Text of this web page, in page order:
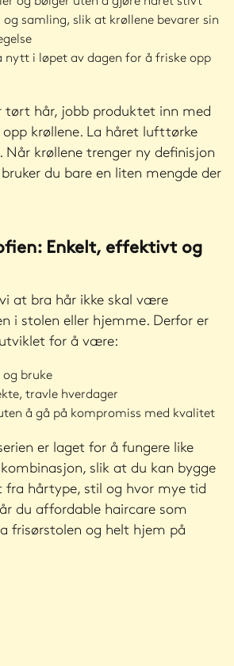
samling, slik at krøllene bevarer sin
nytt i løpet av dagen for å friske opp
tørt hår, jobb produktet inn med
krøllene. La håret lufttørke
Når krøllene trenger ny definisjon
du bare en liten mengde der
Enkelt, effektivt og
at bra hår ikke skal være
i stolen eller hjemme. Derfor er
for å være:
bruke
travle hverdager
å gå på kompromiss med kvalitet
er laget for å fungere like
slik at du kan bygge
fra hårtype, stil og hvor mye tid
du affordable haircare som
frisørstolen og helt hjem på